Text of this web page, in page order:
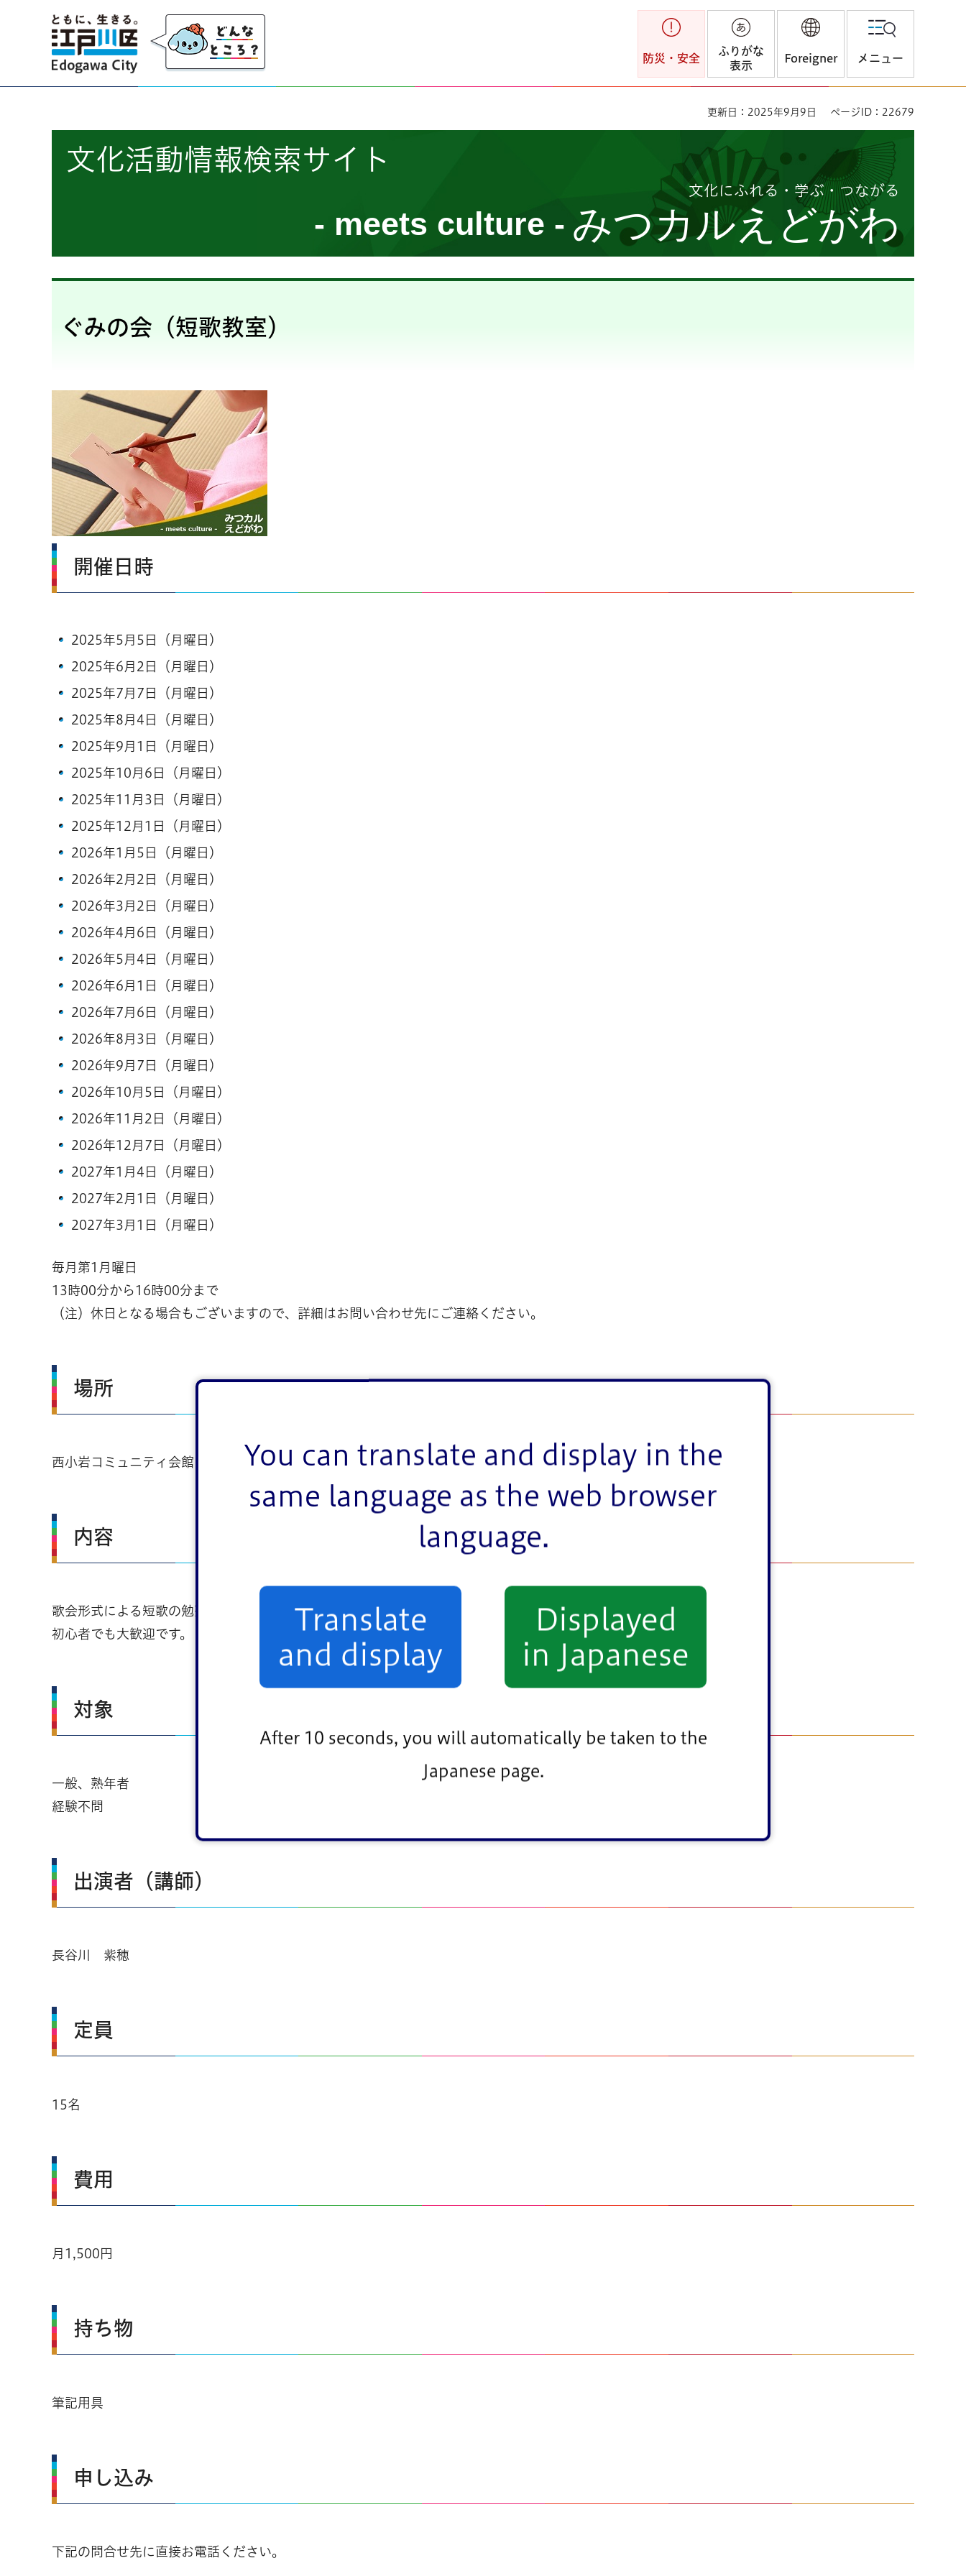
You can translate and display in the
same language as the web browser
language.
Translate
and display
Displayed
in Japanese
After 10 seconds, you will automatically be taken to the
Japanese page.
江戸川区
防災・安全
ふりがな
表示
Foreigner メニュー
更新日：2025年9月9日 ページID：22679
文化活動情報検索サイト
文化にふれる・学ぶ・つながる
- meets culture - みつカルえどがわ
ぐみの会（短歌教室）
開催日時
2025年5月5日（月曜日）
2025年6月2日（月曜日）
2025年7月7日（月曜日）
2025年8月4日（月曜日）
2025年9月1日（月曜日）
2025年10月6日（月曜日）
2025年11月3日（月曜日）
2025年12月1日（月曜日）
2026年1月5日（月曜日）
2026年2月2日（月曜日）
2026年3月2日（月曜日）
2026年4月6日（月曜日）
2026年5月4日（月曜日）
2026年6月1日（月曜日）
2026年7月6日（月曜日）
2026年8月3日（月曜日）
2026年9月7日（月曜日）
2026年10月5日（月曜日）
2026年11月2日（月曜日）
2026年12月7日（月曜日）
2027年1月4日（月曜日）
2027年2月1日（月曜日）
2027年3月1日（月曜日）
毎月第1月曜日
13時00分から16時00分まで
（注）休日となる場合もございますので、詳細はお問い合わせ先にご連絡ください。
場所
西小岩コミュニティ会館
内容
歌会形式による短歌の勉強。
初心者でも大歓迎です。（江戸川区短歌連盟所属）
対象
一般、熟年者
経験不問
出演者（講師）
長谷川 紫穂
定員
15名
費用
月1,500円
持ち物
筆記用具
申し込み
下記の問合せ先に直接お電話ください。